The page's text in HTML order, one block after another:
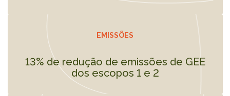
EMISSÕES
13% de redução de emissões de GEE
dos escopos 1 e 2